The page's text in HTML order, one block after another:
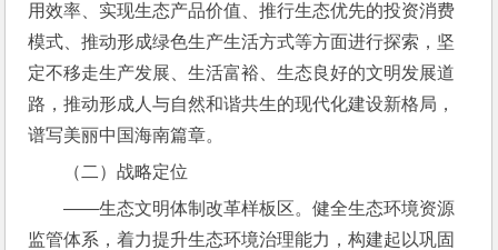
用效率、实现生态产品价值、推行生态优先的投资消费
模式、推动形成绿色生产生活方式等方面进行探索，坚
定不移走生产发展、生活富裕、生态良好的文明发展道
路，推动形成人与自然和谐共生的现代化建设新格局，
谱写美丽中国海南篇章。
（二）战略定位
――生态文明体制改革样板区。健全生态环境资源
监管体系，着力提升生态环境治理能力，构建起以巩固